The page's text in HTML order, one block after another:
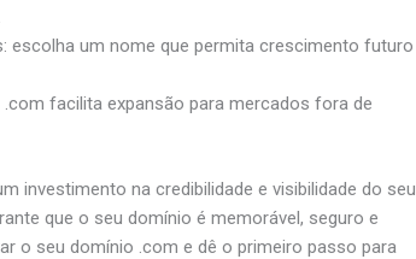
escolha um nome que permita crescimento futuro
facilita expansão para mercados fora de
investimento na credibilidade e visibilidade do seu
que o seu domínio é memorável, seguro e
o seu domínio .com e dê o primeiro passo para